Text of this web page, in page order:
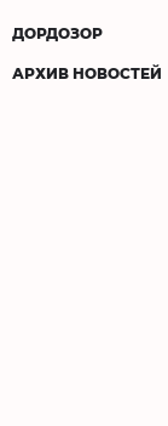
ДОРДОЗОР
АРХИВ НОВОСТЕЙ